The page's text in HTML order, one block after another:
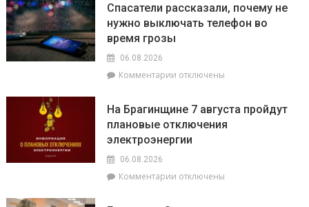
том,
как
фундаментом
государственности,
кто
сейчас
впереди
кампании
Спасатели рассказали, почему не
нужно выключать телефон во
время грозы
06.08.2026
Комментарии к
рассказали,
почему
не
телефон
отключены
На Брагинщине 7 августа пройдут
плановые отключения
электроэнергии
06.08.2026
Комментарии котключены